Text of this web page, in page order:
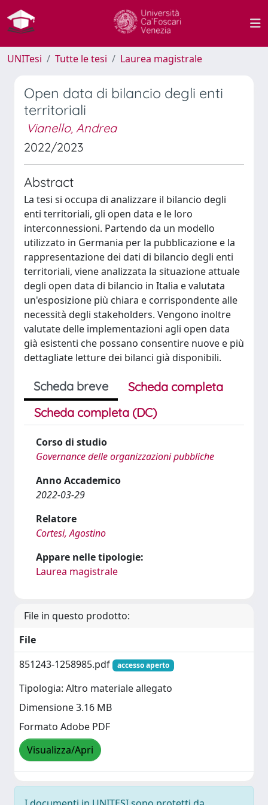
UNITesi Tutte le tesi Laurea magistrale
Open data di bilancio degli enti
territoriali
Vianello, Andrea
2022/2023
Abstract
La tesi si occupa di analizzare il bilancio degli
enti territoriali, gli open data e le loro
interconnessioni. Partendo da un modello
utilizzato in Germania per la pubblicazione e la
rappresentazione dei dati di bilancio degli enti
territoriali, viene analizzata la situazione attuale
degli open data di bilancio in Italia e valutata
un'esposizione più chiara e corrispondente alle
necessità degli stakeholders. Vengono inoltre
valutate delle implementazioni agli open data
già esistenti che possano consentire nuove e più
dettagliate letture dei bilanci già disponibili.
Scheda breve
Scheda completa
Scheda completa (DC)
Corso di studio
Governance delle organizzazioni pubbliche
Anno Accademico
2022-03-29
Relatore
Cortesi, Agostino
Appare nelle tipologie:
Laurea magistrale
File in questo prodotto:
File
851243-1258985.pdf
accesso aperto
Tipologia: Altro materiale allegato
Dimensione 3.16 MB
Formato Adobe PDF
Visualizza/Apri